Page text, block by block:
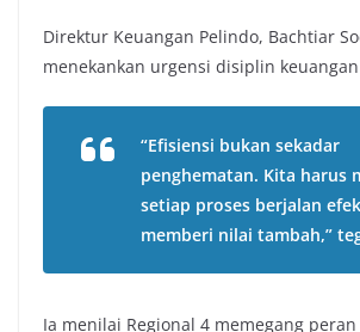
Direktur Keuangan Pelindo, Bachtiar
menekankan urgensi disiplin
“Efisiensi bukan sekadar
penghematan. Kita harus
setiap proses berjalan
memberi nilai tambah,”
Ia menilai Regional 4 memegang